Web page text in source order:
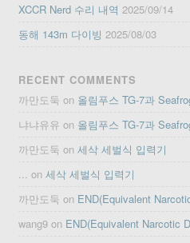
XCCR Nerd 수리 내역 2025/09/14
동해 143m 다이빙 2025/08/03
RECENT COMMENTS
까만도둑 on 올림푸스 TG-7과
냐냐유유 on 올림푸스 TG-7과
까만도둑 on세삭 세벌식 입력기
... on세삭 세벌식 입력기
까만도둑 on END(Equivalent
wang9 on END(Equivalent Narcotic